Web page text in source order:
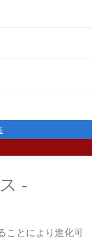
-
ことにより進化可